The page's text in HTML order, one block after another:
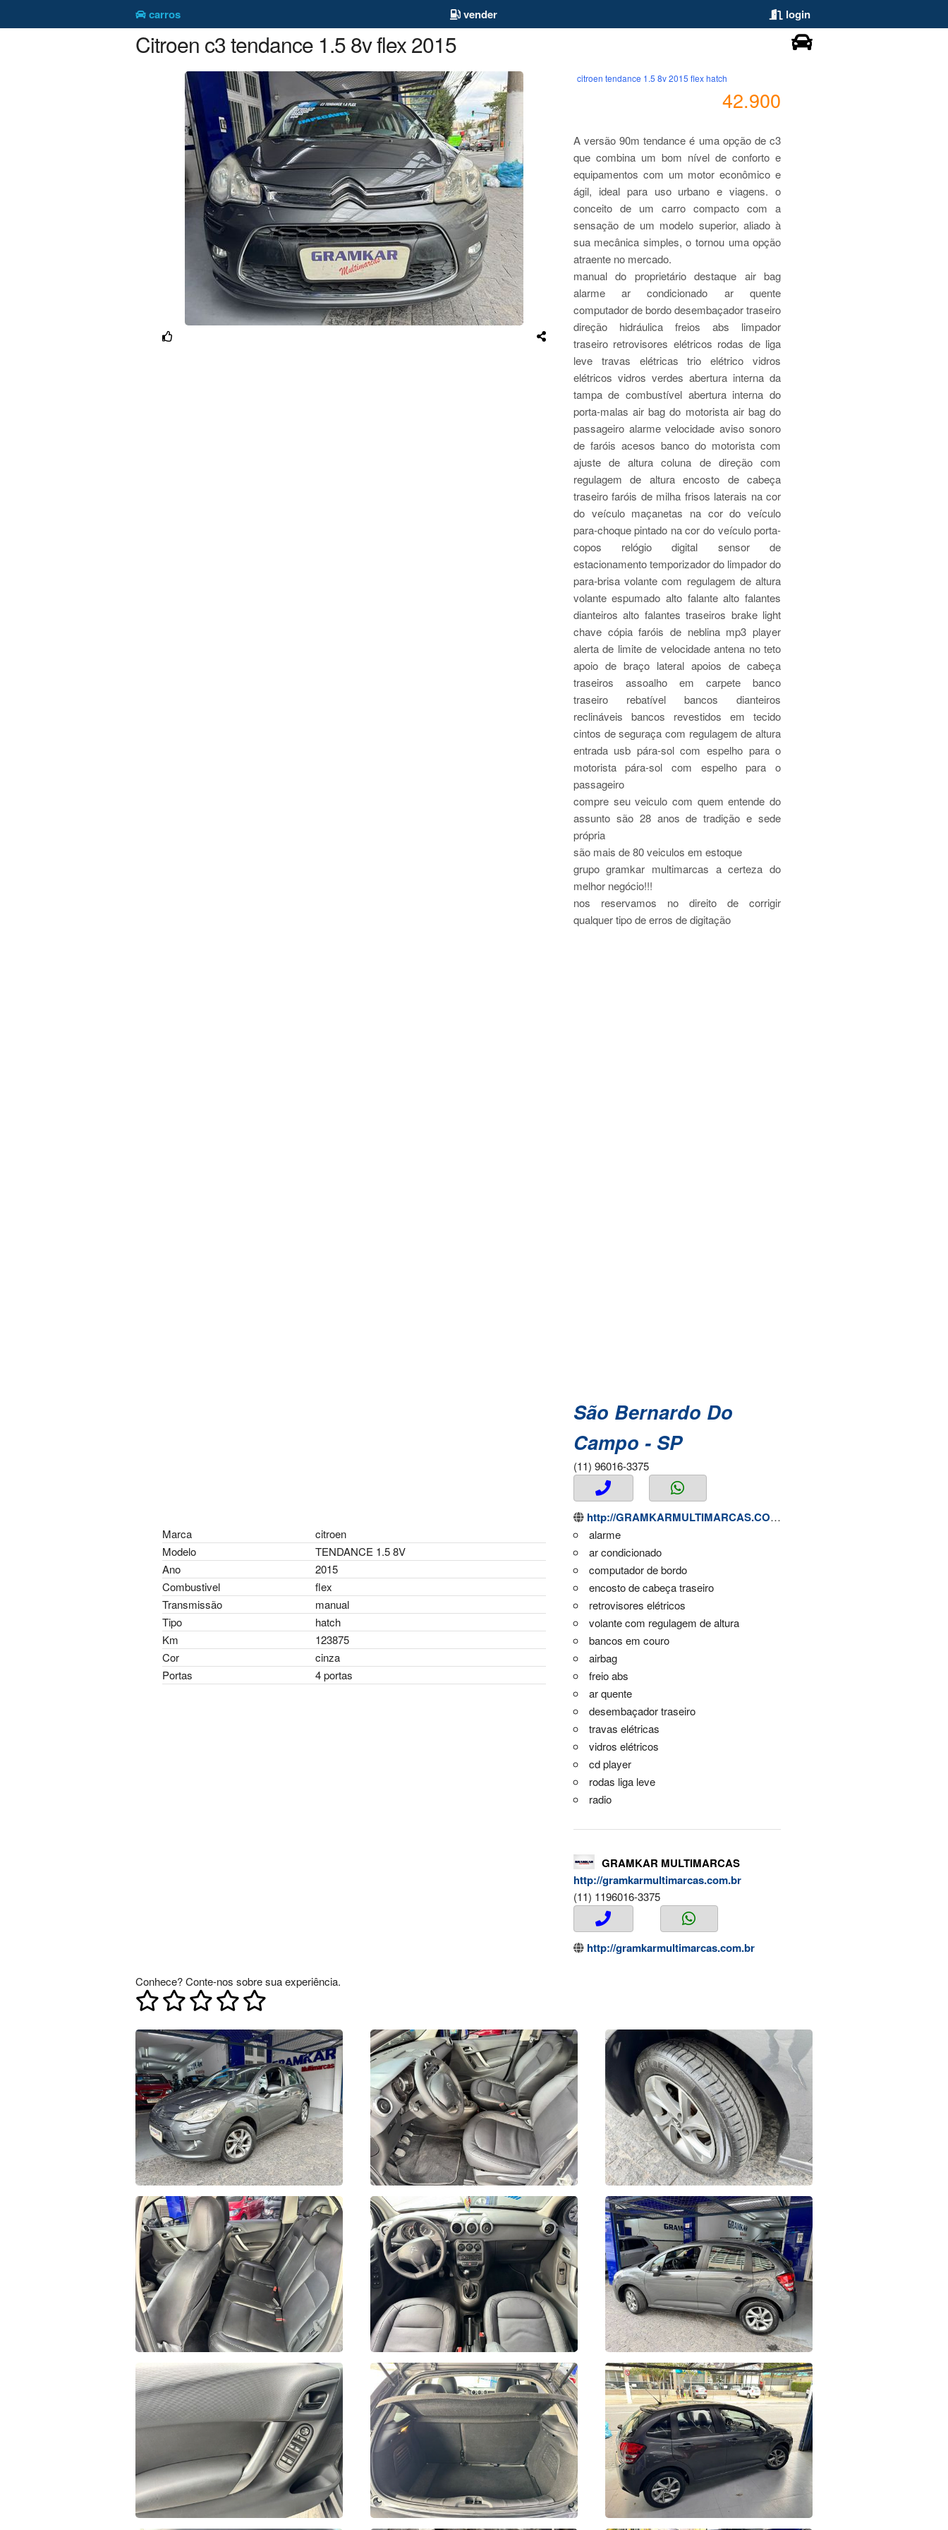
carros vender login
Citroen c3 tendance 1.5 8v flex 2015
citroen tendance 1.5 8v 2015 flex hatch
42.900
A versão 90m tendance é uma opção de c3
que combina um bom nível de conforto e
equipamentos com um motor econômico e
ágil, ideal para uso urbano e viagens. o
conceito de um carro compacto com a
sensação de um modelo superior, aliado à
sua mecânica simples, o tornou uma opção
atraente no mercado.
manual do proprietário destaque air bag
alarme ar condicionado ar quente
computador de bordo desembaçador traseiro
direção hidráulica freios abs limpador
traseiro retrovisores elétricos rodas de liga
leve travas elétricas trio elétrico vidros
elétricos vidros verdes abertura interna da
tampa de combustível abertura interna do
porta-malas air bag do motorista air bag do
passageiro alarme velocidade aviso sonoro
de faróis acesos banco do motorista com
ajuste de altura coluna de direção com
regulagem de altura encosto de cabeça
traseiro faróis de milha frisos laterais na cor
do veículo maçanetas na cor do veículo
para-choque pintado na cor do veículo porta-
copos relógio digital sensor de
estacionamento temporizador do limpador do
para-brisa volante com regulagem de altura
volante espumado alto falante alto falantes
dianteiros alto falantes traseiros brake light
chave cópia faróis de neblina mp3 player
alerta de limite de velocidade antena no teto
apoio de braço lateral apoios de cabeça
traseiros assoalho em carpete banco
traseiro rebatível bancos dianteiros
reclináveis bancos revestidos em tecido
cintos de seguraça com regulagem de altura
entrada usb pára-sol com espelho para o
motorista pára-sol com espelho para o
passageiro
compre seu veiculo com quem entende do
assunto são 28 anos de tradição e sede
própria
são mais de 80 veiculos em estoque
grupo gramkar multimarcas a certeza do
melhor negócio!!!
nos reservamos no direito de corrigir
qualquer tipo de erros de digitação
São Bernardo Do
Campo - SP
(11) 96016-3375
http://GRAMKARMULTIMARCAS.COM.BR
Marca
citroen
Modelo
TENDANCE 1.5 8V
Ano
2015
Combustivel
flex
Transmissão
manual
Tipo
hatch
Km
123875
Cor
cinza
Portas
4 portas
alarme
ar condicionado
computador de bordo
encosto de cabeça traseiro
retrovisores elétricos
volante com regulagem de altura
bancos em couro
airbag
freio abs
ar quente
desembaçador traseiro
travas elétricas
vidros elétricos
cd player
rodas liga leve
radio
GRAMKAR MULTIMARCAS
http://gramkarmultimarcas.com.br
(11) 1196016-3375
http://gramkarmultimarcas.com.br
Conhece? Conte-nos sobre sua experiência.